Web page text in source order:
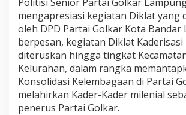
mengapresiasi kegiatan Diklat yang
oleh DPD Partai Golkar Kota Bandar
berpesan, kegiatan Diklat
diteruskan hingga tingkat
Kelurahan, dalam rangka
Konsolidasi Kelembagaan di Partai
melahirkan Kader-Kader milenial
penerus Partai Golkar.